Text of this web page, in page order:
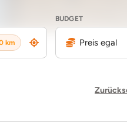
km
BUDGET
Preis egal